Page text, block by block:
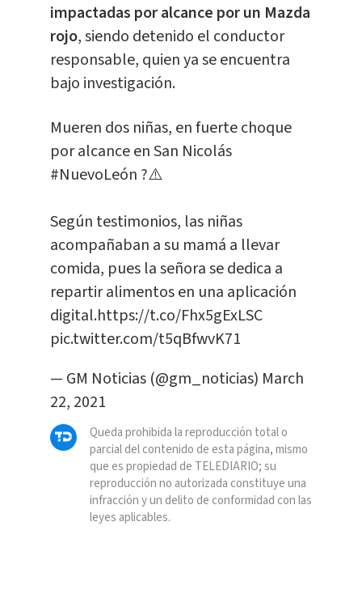
impactadas por alcance por un Mazda
rojo, siendo detenido el conductor
responsable, quien ya se encuentra
bajo investigación.
Mueren dos niñas, en fuerte choque
por alcance en San Nicolás
#NuevoLeón ?⚠️
Según testimonios, las niñas
acompañaban a su mamá a llevar
comida, pues la señora se dedica a
repartir alimentos en una aplicación
digital.https://t.co/Fhx5gExLSC
pic.twitter.com/t5qBfwvK71
— GM Noticias (@gm_noticias) March
22, 2021
Queda prohibida la reproducción total o
parcial del contenido de esta página, mismo
que es propiedad de TELEDIARIO; su
reproducción no autorizada constituye una
infracción y un delito de conformidad con las
leyes aplicables.